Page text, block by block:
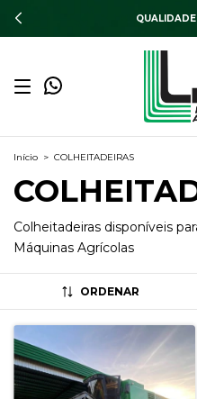
Início > COLHEITADEIRAS
Colheitadeiras disponíveis
Máquinas Agrícolas
ORDENAR